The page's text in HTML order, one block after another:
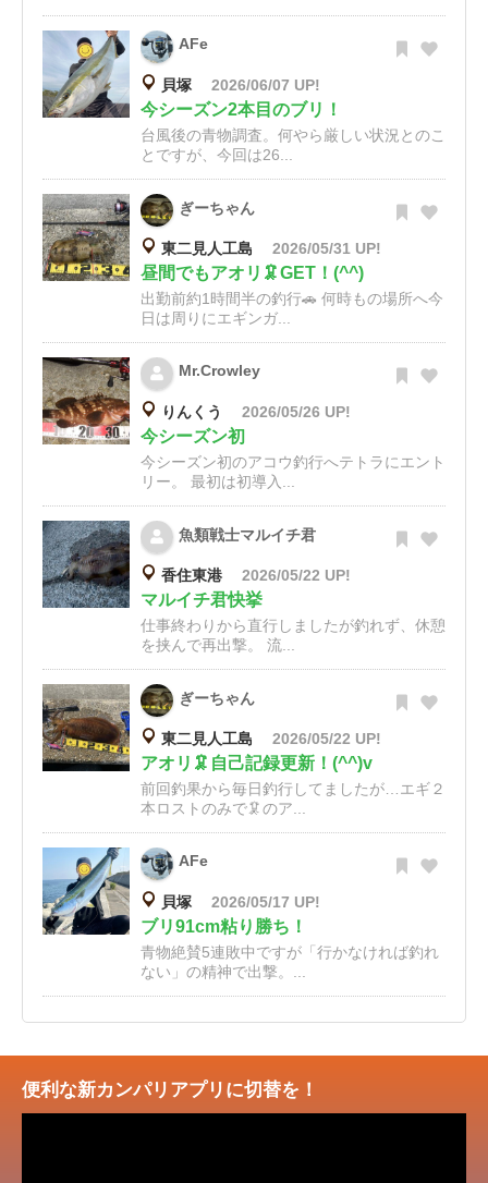
AFe
貝塚 2026/06/07 UP!
今シーズン2本目のブリ！
台風後の青物調査。何やら厳しい状況とのこ
とですが、今回は26...
ぎーちゃん
東二見人工島 2026/05/31 UP!
昼間でもアオリ🦑GET！(^^)
出勤前約1時間半の釣行🚗 何時もの場所へ今
日は周りにエギンガ...
Mr.Crowley
りんくう 2026/05/26 UP!
今シーズン初
今シーズン初のアコウ釣行へテトラにエント
リー。 最初は初導入...
魚類戦士マルイチ君
香住東港 2026/05/22 UP!
マルイチ君快挙
仕事終わりから直行しましたが釣れず、休憩
を挟んで再出撃。 流...
ぎーちゃん
東二見人工島 2026/05/22 UP!
アオリ🦑自己記録更新！(^^)v
前回釣果から毎日釣行してましたが…エギ２
本ロストのみで🦑のア...
AFe
貝塚 2026/05/17 UP!
ブリ91cm粘り勝ち！
青物絶賛5連敗中ですが「行かなければ釣れ
ない」の精神で出撃。...
便利な新カンパリアプリに切替を！